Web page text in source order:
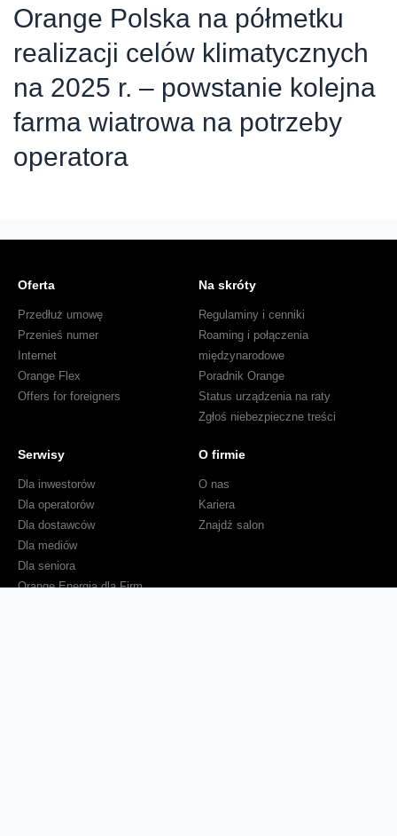
farma
wiatrowa
na
operatora
Orange Polska na półmetku
realizacji celów klimatycznych
na 2025 r. – powstanie kolejna
farma wiatrowa na potrzeby
operatora
Oferta
Przedłuż umowę
Przenieś numer
Internet
Orange Flex
Offers for foreigners
Na skróty
Regulaminy i cenniki
Roaming i połączenia
międzynarodowe
Poradnik Orange
Status urządzenia na raty
Zgłoś niebezpieczne treści
Serwisy
Dla inwestorów
Dla operatorów
Dla dostawców
Dla mediów
Dla seniora
Orange Energia dla Firm
O firmie
O nas
Kariera
Znajdź salon